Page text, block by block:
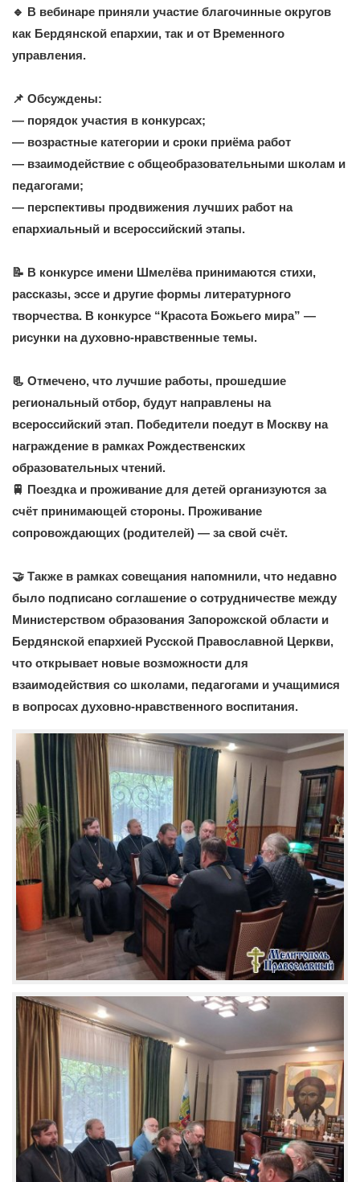
🔹 В вебинаре приняли участие благочинные округов
как Бердянской епархии, так и от Временного
управления.
📌 Обсуждены:
— порядок участия в конкурсах;
— возрастные категории и сроки приёма работ
— взаимодействие с общеобразовательными школам и
педагогами;
— перспективы продвижения лучших работ на
епархиальный и всероссийский этапы.
📝 В конкурсе имени Шмелёва принимаются стихи,
рассказы, эссе и другие формы литературного
творчества. В конкурсе “Красота Божьего мира” —
рисунки на духовно-нравственные темы.
📃 Отмечено, что лучшие работы, прошедшие
региональный отбор, будут направлены на
всероссийский этап. Победители поедут в Москву на
награждение в рамках Рождественских
образовательных чтений.
🚆 Поездка и проживание для детей организуются за
счёт принимающей стороны. Проживание
сопровождающих (родителей) — за свой счёт.
🤝 Также в рамках совещания напомнили, что недавно
было подписано соглашение о сотрудничестве между
Министерством образования Запорожской области и
Бердянской епархией Русской Православной Церкви,
что открывает новые возможности для
взаимодействия со школами, педагогами и учащимися
в вопросах духовно-нравственного воспитания.